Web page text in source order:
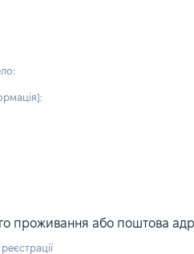
проживання або поштова